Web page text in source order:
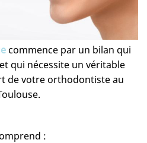
commence par un bilan qui
qui nécessite un véritable
de votre orthodontiste au
: